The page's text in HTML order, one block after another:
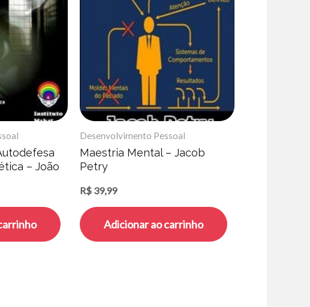
– João
Desenvolvimento Pessoal
Maestria Mental – Jacob
Petry
R$ 39,99
Adicionar ao carrinho